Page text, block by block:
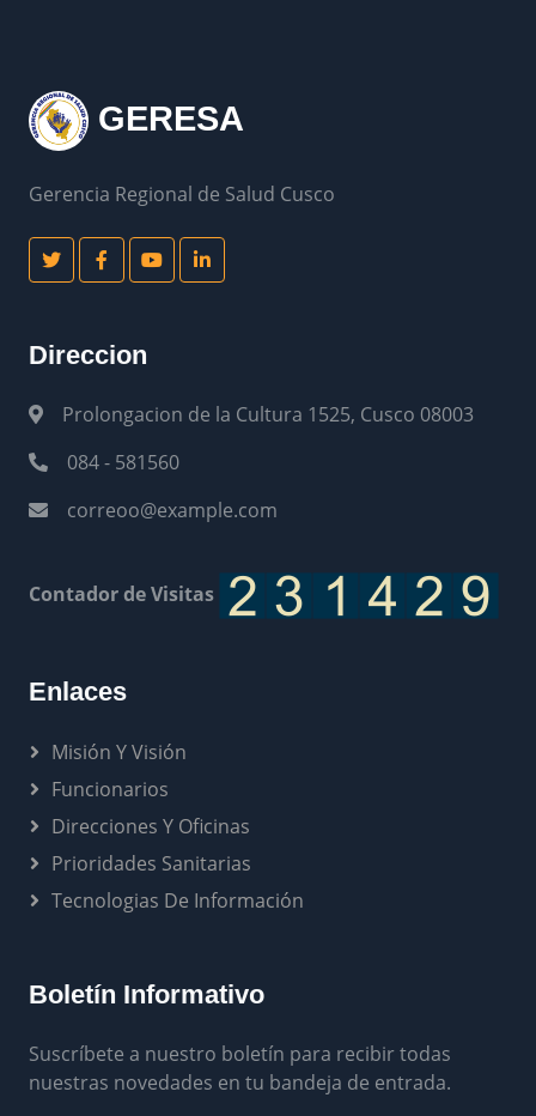
GERESA
Gerencia Regional de Salud Cusco
Direccion
Prolongacion de la Cultura 1525, Cusco 08003
084 - 581560
correoo@example.com
Contador de Visitas
Enlaces
Misión Y Visión
Funcionarios
Direcciones Y Oficinas
Prioridades Sanitarias
Tecnologias De Información
Boletín Informativo
Suscríbete a nuestro boletín para recibir todas
nuestras novedades en tu bandeja de entrada.